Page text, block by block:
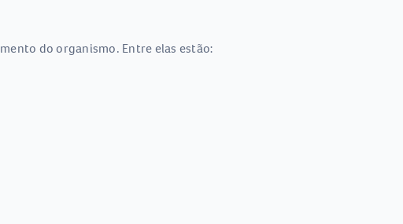
do organismo. Entre elas estão: